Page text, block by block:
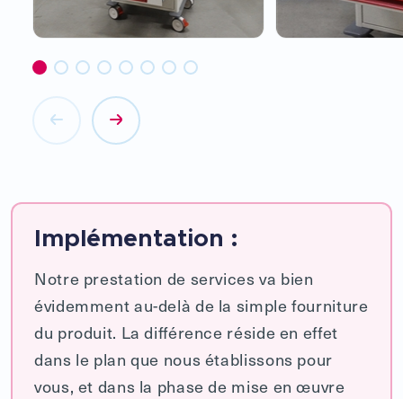
Implémentation :
Notre prestation de services va bien
évidemment au-delà de la simple fourniture
du produit. La différence réside en effet
dans le plan que nous établissons pour
vous, et dans la phase de mise en œuvre